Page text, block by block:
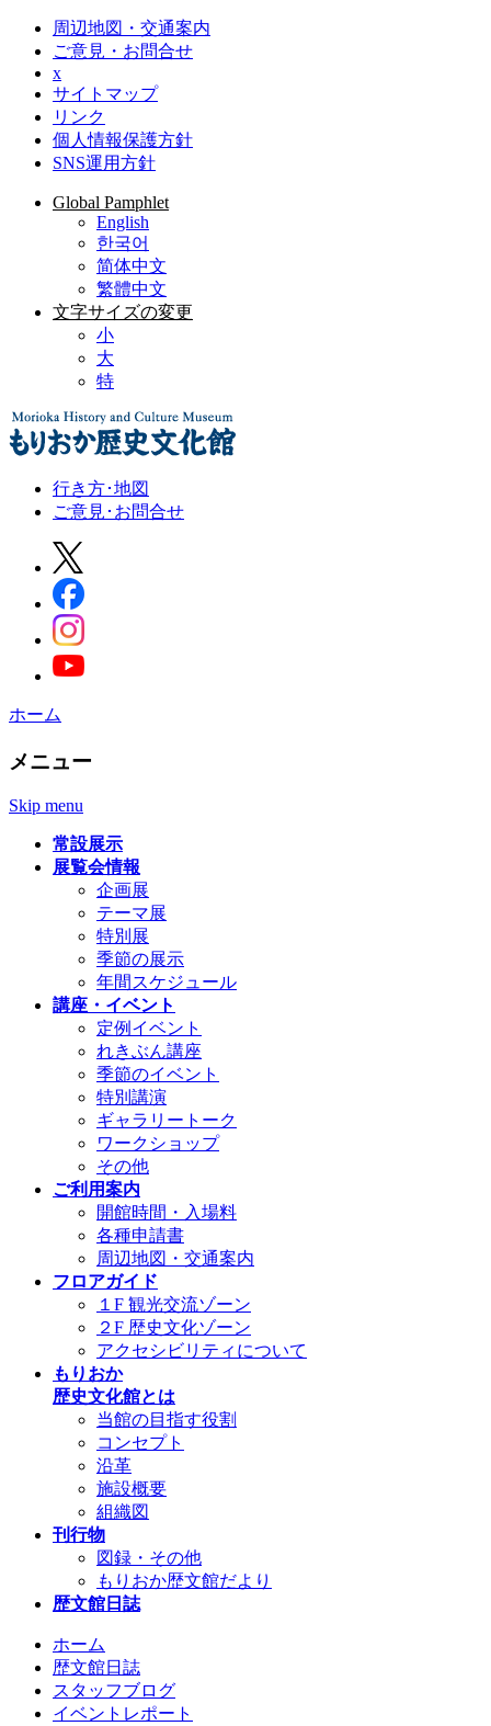
周辺地図・交通案内
ご意見・お問合せ
x
サイトマップ
リンク
個人情報保護方針
SNS運用方針
Global Pamphlet
English
한국어
简体中文
繁體中文
文字サイズの変更
小
大
特
行き方･地図
ご意見･お問合せ
ホーム
メニュー
Skip menu
常設展示
展覧会情報
企画展
テーマ展
特別展
季節の展示
年間スケジュール
講座・イベント
定例イベント
れきぶん講座
季節のイベント
特別講演
ギャラリートーク
ワークショップ
その他
ご利用案内
開館時間・入場料
各種申請書
周辺地図・交通案内
フロアガイド
１F 観光交流ゾーン
２F 歴史文化ゾーン
アクセシビリティについて
もりおか
歴史文化館とは
当館の目指す役割
コンセプト
沿革
施設概要
組織図
刊行物
図録・その他
もりおか歴文館だより
歴文館日誌
ホーム
歴文館日誌
スタッフブログ
イベントレポート